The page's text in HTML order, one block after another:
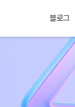
블로그